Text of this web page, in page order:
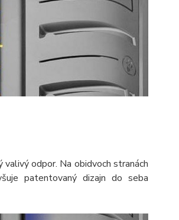
odpor. Na obidvoch stranách
patentovaný dizajn do seba